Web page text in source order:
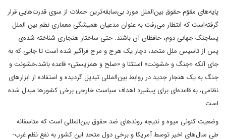
پایه‌های مقوّم حقوق بین‌الملل مورد بی‌سابقه‌ترین حملات از سوی قدرت‌هایی قرار
گرفته‌است که انتظار می‌رفت به عنوان مدعیان همیشگی معماری نظم بین الملل
پساجنگ جهانی دوم، حافظان آن باشند. حتی ساختار هنجاری شناخته شده‌ی
پس از تاسیس ملل متحد، دچار یک هرج و مرج فراگیر شده است تا جایی که به
جای آنکه «جنگ و خشونت» استثنا و «صلح و همزیستی» قاعده باشد،خشونت و
جنگ به یک هنجار جدید در روابط بین‌المللی تبدیل گردیده و استفاده از ابزارهای
نظامی، به قاعده‌ای برای پیشبرد اهداف سیاست خارجی برخی کشورها مبدل شده
است.
وضعیت کنونی میوه و نتیجه روندهای ضد حقوق بین‌المللی است که متاسفانه
طی سال‌های اخیر توسط آمریکا و برخی دول متحد این کشور به نفع نظم غرب-